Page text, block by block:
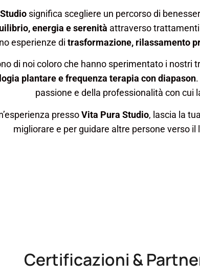
significa scegliere un percorso di
energia e serenità attraverso
esperienze di trasformazione, rilassamento
di noi coloro che hanno sperimentato i nostri
plantare e frequenza terapia con diapason
passione e della professionalità con cui
pressoVita Pura Studio, lascia la
migliorare e per guidare altre persone verso il
Certificazioni &